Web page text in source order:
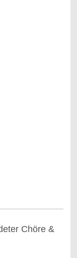
Chöre &